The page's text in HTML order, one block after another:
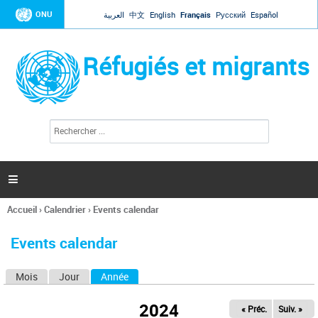
Jump to navigation
ONU العربية 中文 English Français Русский Español
Réfugiés et migrants
l
c
h
e

Vous
ici
Accueil›Calendrier› Events calendar
Events calendar
Mois Jour Année
2024 « Préc. Suiv. »